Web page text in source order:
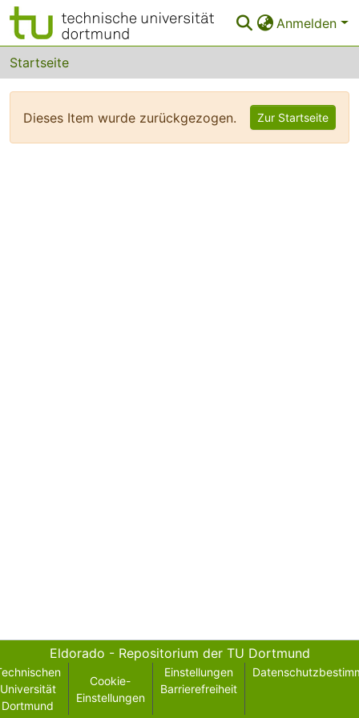
Anmelden
Bereiche & Sammlungen
Das gesamte Repositorium
FAQ
Startseite
Dieses Item wurde zurückgezogen. Zur Startseite
Eldorado - Repositorium der TU Dortmund
Universität
Dortmund
Cookie-
Einstellungen
Einstellungen
Barrierefreiheit